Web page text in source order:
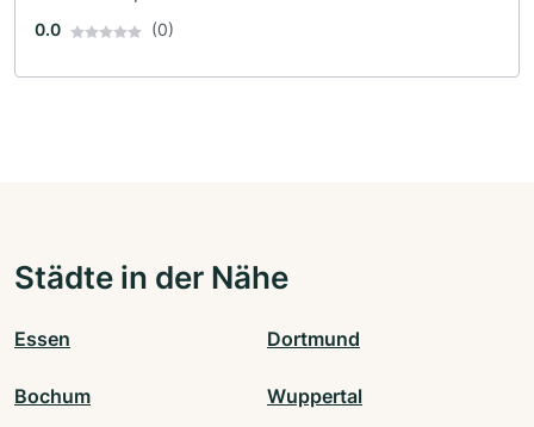
0.0 (0)
Städte in der Nähe
Essen Dortmund
Bochum Wuppertal